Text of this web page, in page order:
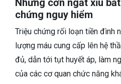
Những cơn ngất xỉu
chứng nguy hiểm
Triệu chứng rối loạn tiền đình
lượng máu cung cấp lên hệ
đủ, dẫn tới tụt huyết áp, làm
của các cơ quan chức năng